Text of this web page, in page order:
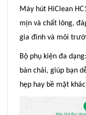
Máy hút HiClean
mịn và chất lỏng,
gia đình và môi
Bộ phụ kiện đa
bàn chải, giúp bạn
hẹp hay bề mặt